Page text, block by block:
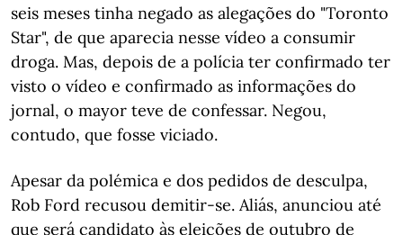
seis meses tinha negado as alegações do "Toronto
Star", de que aparecia nesse vídeo a consumir
droga. Mas, depois de a polícia ter confirmado ter
visto o vídeo e confirmado as informações do
jornal, o mayor teve de confessar. Negou,
contudo, que fosse viciado.
Apesar da polémica e dos pedidos de desculpa,
Rob Ford recusou demitir-se. Aliás, anunciou até
que será candidato às eleições de outubro de